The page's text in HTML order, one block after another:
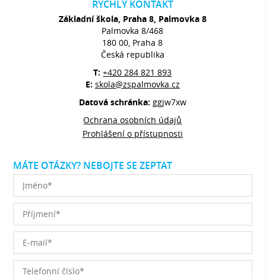
RYCHLÝ KONTAKT
Základní škola, Praha 8, Palmovka 8
Palmovka 8/468
180 00, Praha 8
Česká republika
T:+420 284 821 893
E: skola@zspalmovka.cz
Datová schránka: ggjw7xw
Ochrana osobních údajů
Prohlášení o přístupnosti
MÁTE OTÁZKY? NEBOJTE SE ZEPTAT